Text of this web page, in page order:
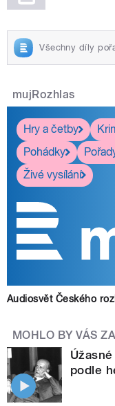
Všechny díly
mujRozhlas
Hry a četby
Pohádky
Živé vysílání
Audiosvět Českého
MOHLO BY VÁS
podle